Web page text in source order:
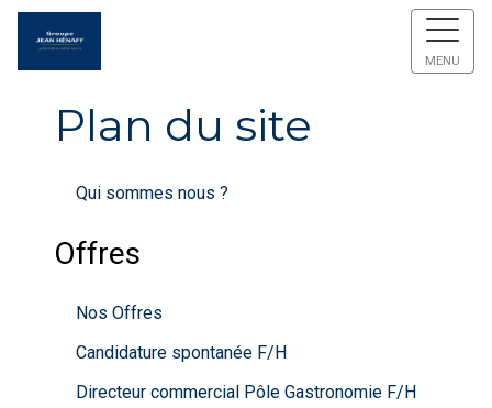
MENU
Plan du site
Qui sommes nous ?
Offres
Nos Offres
Candidature spontanée F/H
Directeur commercial Pôle Gastronomie F/H